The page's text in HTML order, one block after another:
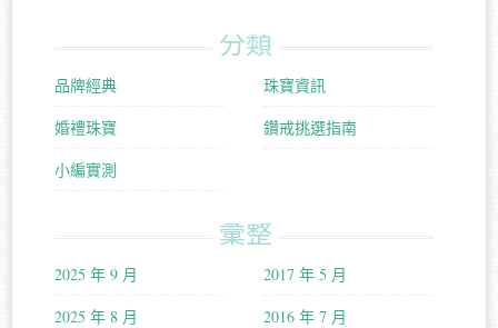
分類
品牌經典
婚禮珠寶
小編實測
珠寶資訊
鑽戒挑選指南
彙整
2025 年 9 月
2025 年 8 月
2017 年 5 月
2016 年 7 月